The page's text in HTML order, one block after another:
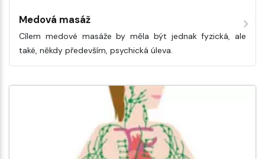
Medová masáž
Cílem medové masáže by měla být jednak fyzická, ale
také, někdy především, psychická úleva.